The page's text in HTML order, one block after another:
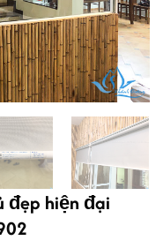
đẹp hiện đại